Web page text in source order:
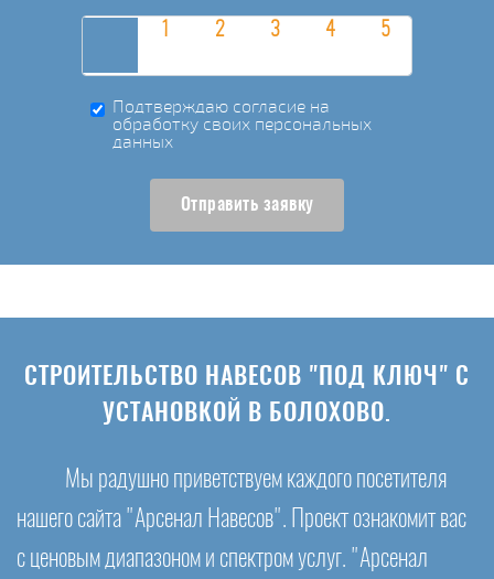
Подтверждаю согласие на
обработку своих персональных
данных
Отправить заявку
СТРОИТЕЛЬСТВО НАВЕСОВ "ПОД КЛЮЧ" С
УСТАНОВКОЙ В БОЛОХОВО.
Мы радушно приветствуем каждого посетителя
нашего сайта "Арсенал Навесов". Проект ознакомит вас
с ценовым диапазоном и спектром услуг. "Арсенал